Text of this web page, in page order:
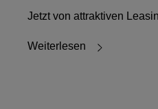
Jetzt von attraktiven
Weiterlesen